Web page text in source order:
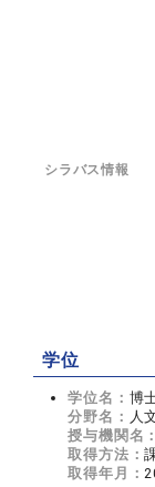
シラバス情報
学位
学位名： 博
分野名： 人
授与機関名：
取得方法：
取得年月：